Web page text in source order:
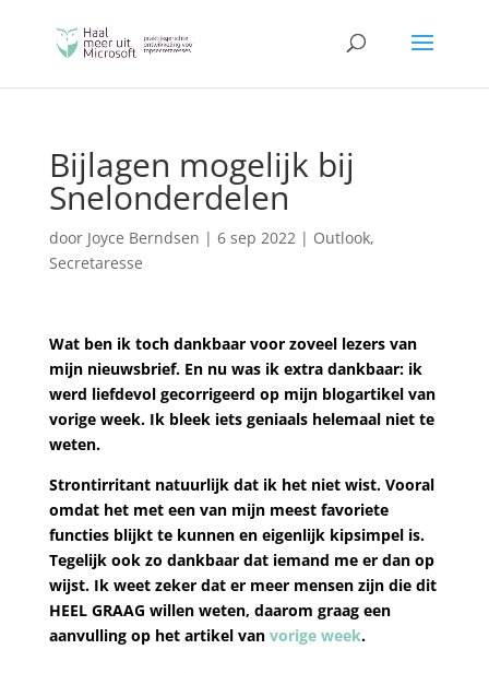
Bijlagen mogelijk bij
Snelonderdelen
door Joyce Berndsen | 6 sep 2022| Outlook,
Secretaresse
Wat ben ik toch dankbaar voor zoveel lezers van
mijn nieuwsbrief. En nu was ik extra dankbaar: ik
werd liefdevol gecorrigeerd op mijn blogartikel van
vorige week. Ik bleek iets geniaals helemaal niet te
weten.
Strontirritant natuurlijk dat ik het niet wist. Vooral
omdat het met een van mijn meest favoriete
functies blijkt te kunnen en eigenlijk kipsimpel is.
Tegelijk ook zo dankbaar dat iemand me er dan op
wijst. Ik weet zeker dat er meer mensen zijn die dit
HEEL GRAAG willen weten, daarom graag een
aanvulling op het artikel van vorige week.